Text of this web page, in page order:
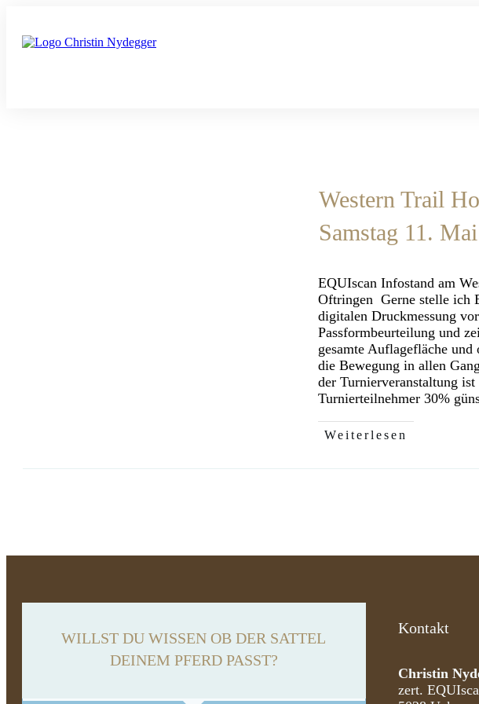
Western Trail
Samstag 11.
EQUIscan Infostand am
Oftringen Gerne stelle ich
digitalen Druckmessung
Passformbeurteilung und
gesamte Auflagefläche
die Bewegung in allen
der Turnierveranstaltung
Turnierteilnehmer 30%
Weiterlesen
WILLST DU WISSEN OB DER SATTEL
DEINEM PFERD PASST?
Kontakt
Christin
zert.